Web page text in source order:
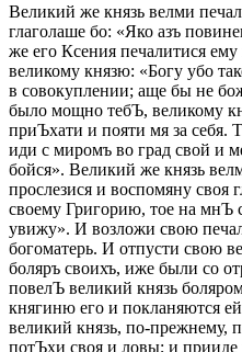
Великий же князь велми
глаголаше бо: «Яко азъ
же его Ксения печалитися ему
великому князю: «Богу убо
в совокуплении; аще бы не
было мощно тебЪ, великому
приЪхати и пояти мя за себя.
иди с миромъ во град свой и
бойся». Великий же князь
прослезися и воспомяну своя
своему Григорию, тое на мнЪ
увижу». И возложи свою
богоматерь. И отпусти свою
боляръ своихъ, иже были со
повелЪ великий князь
княгиню его и покланяются
великий князь, по-прежнему,
потЪхи своя и ловы; и прииде